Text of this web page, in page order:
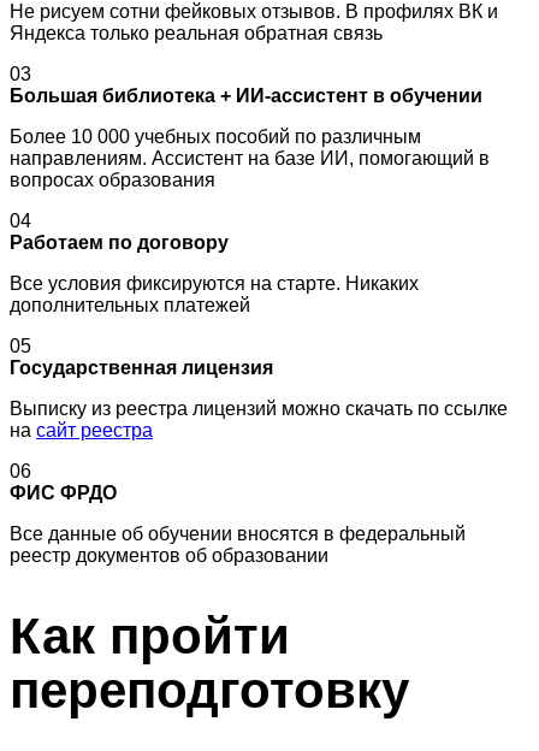
Не рисуем сотни фейковых отзывов. В профилях ВК и
Яндекса только реальная обратная связь
03
Большая библиотека + ИИ-ассистент в обучении
Более 10 000 учебных пособий по различным
направлениям. Ассистент на базе ИИ, помогающий в
вопросах образования
04
Работаем по договору
Все условия фиксируются на старте. Никаких
дополнительных платежей
05
Государственная лицензия
Выписку из реестра лицензий можно скачать по ссылке
на сайт реестра
06
ФИС ФРДО
Все данные об обучении вносятся в федеральный
реестр документов об образовании
Как пройти
переподготовку